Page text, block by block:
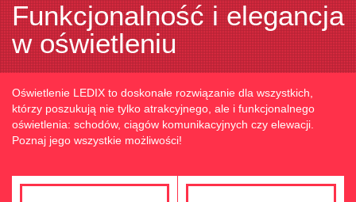
Funkcjonalność i elegancja
w oświetleniu
Oświetlenie LEDIX to doskonałe rozwiązanie dla wszystkich,
którzy poszukują nie tylko atrakcyjnego, ale i funkcjonalnego
oświetlenia: schodów, ciągów komunikacyjnych czy elewacji.
Poznaj jego wszystkie możliwości!